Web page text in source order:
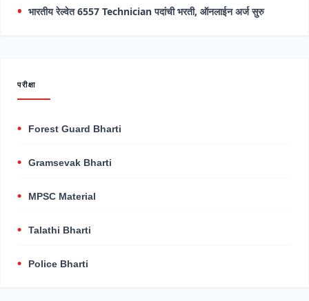
भारतीय रेल्वेत 6557 Technician पदांची भरती, ऑनलाईन अर्ज सुरु
परीक्षा
Forest Guard Bharti
Gramsevak Bharti
MPSC Material
Talathi Bharti
Police Bharti